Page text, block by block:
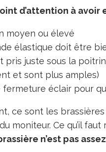
d’attention à
moyen ou élevé
élastique doit être
pris juste sous la
et sont plus amples)
fermeture éclair pour
ce sont les
moniteur. Ce qu’il faut
n’est pas